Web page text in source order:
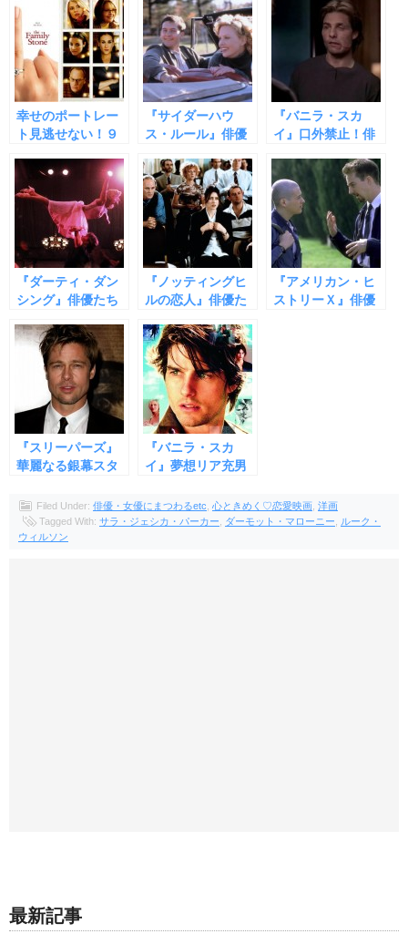
幸せのポートレー
ト見逃せない！９
『サイダーハウ
ス・ルール』俳優
９つの裏話
『バニラ・スカ
イ』口外禁止！俳
９つのウラ話
『ダーティ・ダン
シング』俳優たち
の裏話
『ノッティングヒ
ルの恋人』俳優た
の裏話
『アメリカン・ヒ
ストリーＸ』俳優
『スリーパーズ』
華麗なる銀幕スタ
つの裏話
『バニラ・スカ
イ』夢想リア充男
あらすじ
Filed Under: 俳優・女優にまつわるetc, 心ときめく♡恋愛映画, 洋画
Tagged With: サラ・ジェシカ・パーカー, ダーモット・マローニー, ルーク・
ウィルソン
最新記事